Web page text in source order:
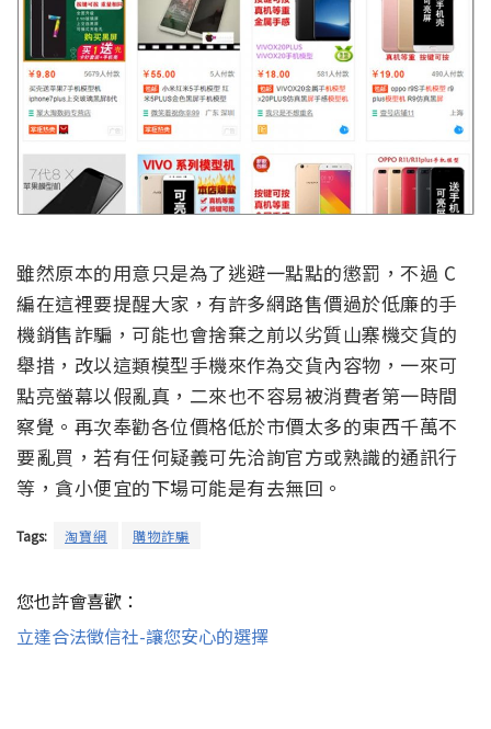
雖然原本的用意只是為了逃避一點點的懲罰，不過 C
編在這裡要提醒大家，有許多網路售價過於低廉的手
機銷售詐騙，可能也會捨棄之前以劣質山寨機交貨的
舉措，改以這類模型手機來作為交貨內容物，一來可
點亮螢幕以假亂真，二來也不容易被消費者第一時間
察覺。再次奉勸各位價格低於市價太多的東西千萬不
要亂買，若有任何疑義可先洽詢官方或熟識的通訊行
等，貪小便宜的下場可能是有去無回。
Tags: 淘寶網 購物詐騙
您也許會喜歡：
立達合法徵信社-讓您安心的選擇